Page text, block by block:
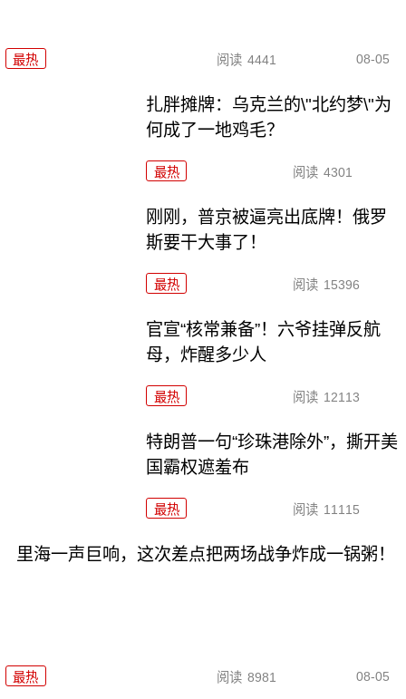
最热 阅读 4441 08-05
扎胖摊牌：乌克兰的\"北约梦\"为
何成了一地鸡毛？
最热 阅读 4301
刚刚，普京被逼亮出底牌！俄罗
斯要干大事了！
最热 阅读 15396
官宣“核常兼备”！六爷挂弹反航
母，炸醒多少人
最热 阅读 12113
特朗普一句“珍珠港除外”，撕开美
国霸权遮羞布
最热 阅读 11115
里海一声巨响，这次差点把两场战争炸成一锅粥！
最热 阅读 8981 08-05